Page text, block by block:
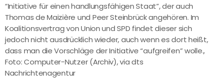
“Initiative für einen handlungsfähigen Staat”, der auch
Thomas de Maizière und Peer Steinbrück angehören. Im
Koalitionsvertrag von Union und SPD findet dieser sich
jedoch nicht ausdrücklich wieder, auch wenn es dort heißt,
dass man die Vorschläge der Initiative “aufgreifen” wolle.,
Foto: Computer-Nutzer (Archiv), via dts
Nachrichtenagentur